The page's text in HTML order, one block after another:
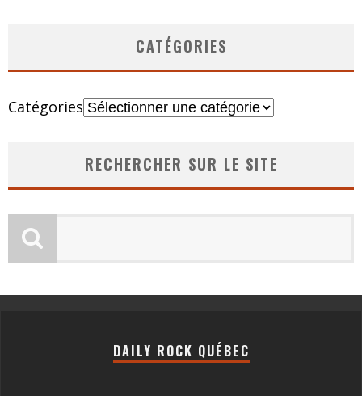
CATÉGORIES
Catégories
RECHERCHER SUR LE SITE
DAILY ROCK QUÉBEC